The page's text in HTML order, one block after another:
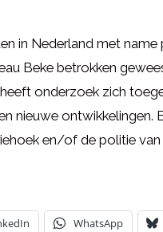
in Nederland met
Beke betrokken
onderzoek zich
nieuwe
en/of de politie
WhatsApp